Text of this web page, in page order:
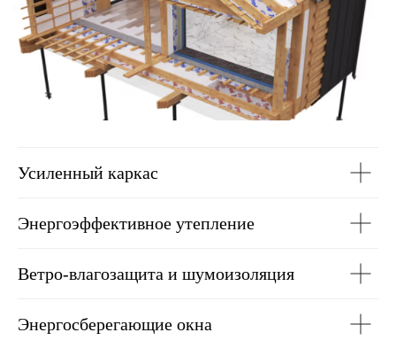
Усиленный каркас
Энергоэффективное утепление
Ветро-влагозащита и шумоизоляция
Энергосберегающие окна